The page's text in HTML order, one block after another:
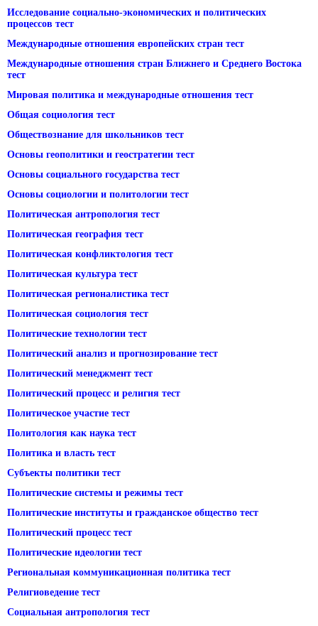
Исследование социально-экономических и политических
процессов тест
Международные отношения европейских стран тест
Международные отношения стран Ближнего и Среднего Востока
тест
Мировая политика и международные отношения тест
Общая социология тест
Обществознание для школьников тест
Основы геополитики и геостратегии тест
Основы социального государства тест
Основы социологии и политологии тест
Политическая антропология тест
Политическая география тест
Политическая конфликтология тест
Политическая культура тест
Политическая регионалистика тест
Политическая социология тест
Политические технологии тест
Политический анализ и прогнозирование тест
Политический менеджмент тест
Политический процесс и религия тест
Политическое участие тест
Политология как наука тест
Политика и власть тест
Субъекты политики тест
Политические системы и режимы тест
Политические институты и гражданское общество тест
Политический процесс тест
Политические идеологии тест
Региональная коммуникационная политика тест
Религиоведение тест
Социальная антропология тест